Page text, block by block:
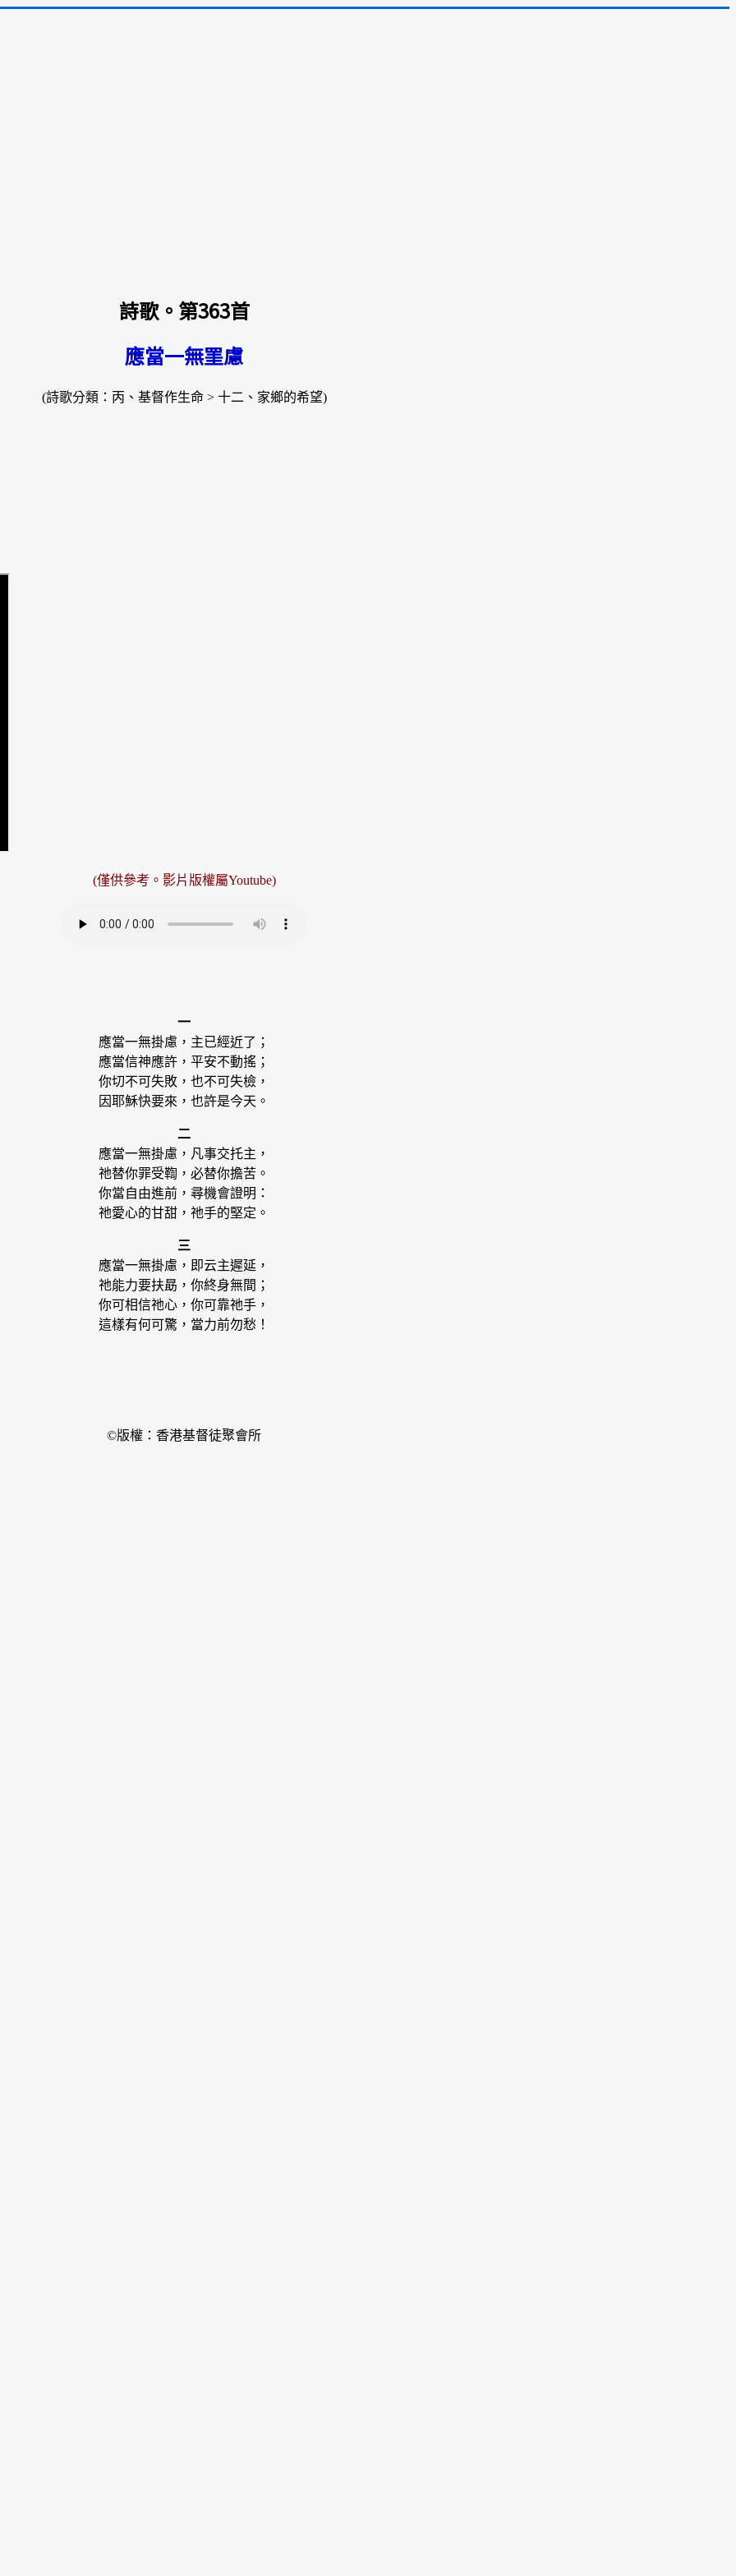
詩歌。第363首
應當一無罣慮
(詩歌分類：丙、基督作生命 > 十二、家鄉的希望)
(僅供參考。影片版權屬Youtube)
一
應當一無掛慮，主已經近了；
應當信神應許，平安不動搖；
你切不可失敗，也不可失檢，
因耶穌快要來，也許是今天。
二
應當一無掛慮，凡事交托主，
祂替你罪受鞫，必替你擔苦。
你當自由進前，尋機會證明：
祂愛心的甘甜，祂手的堅定。
三
應當一無掛慮，即云主遲延，
祂能力要扶勗，你終身無間；
你可相信祂心，你可靠祂手，
這樣有何可驚，當力前勿愁！
©版權：香港基督徒聚會所